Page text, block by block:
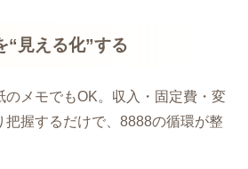
“見える化”する
のメモでもOK。収入・固定費・変
把握するだけで、8888の循環が整